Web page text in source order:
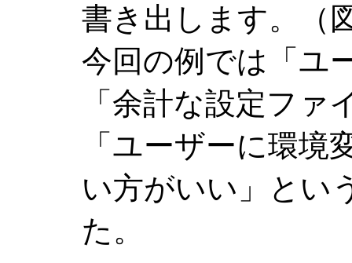
書き出します。（
今回の例では「ユ
「余計な設定フ
「ユーザーに環
い方がいい」とい
た。